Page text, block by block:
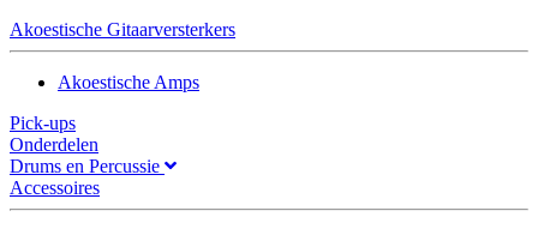
Akoestische Gitaarversterkers
Akoestische Amps
Pick-ups
Onderdelen
Drums en Percussie
Accessoires